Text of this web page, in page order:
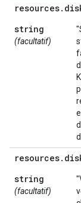
resources.
string
(facultatif)
resources.
string
(facultatif)